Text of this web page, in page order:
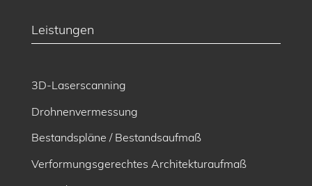
Leistungen
3D-Laserscanning
Drohnenvermessung
Bestandspläne / Bestandsaufmaß
Verformungsgerechtes Architekturaufmaß